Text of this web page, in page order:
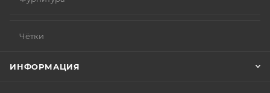
Чётки
ИНФОРМАЦИЯ